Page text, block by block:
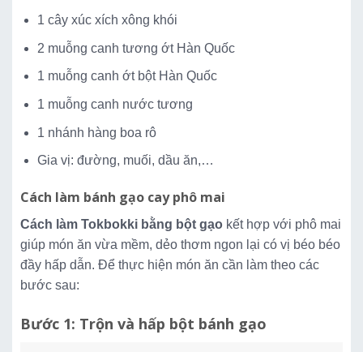
1 cây xúc xích xông khói
2 muỗng canh tương ớt Hàn Quốc
1 muỗng canh ớt bột Hàn Quốc
1 muỗng canh nước tương
1 nhánh hàng boa rô
Gia vị: đường, muối, dầu ăn,…
Cách làm bánh gạo cay phô mai
Cách làm Tokbokki bằng bột gạo kết hợp với phô mai
giúp món ăn vừa mềm, dẻo thơm ngon lại có vị béo béo
đầy hấp dẫn. Để thực hiện món ăn cần làm theo các
bước sau:
Bước 1: Trộn và hấp bột bánh gạo